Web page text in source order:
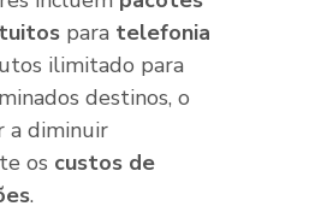
para telefonia
ilimitado para
destinos, o
a diminuir
os custos de
.